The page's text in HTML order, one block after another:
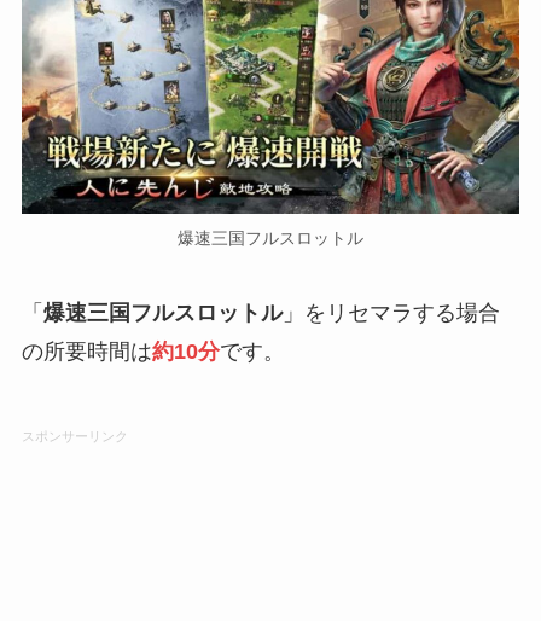
爆速三国フルスロットル
「 爆速三国フルスロットル」をリセマラする場合
の所要時間は約10分です。
スポンサーリンク